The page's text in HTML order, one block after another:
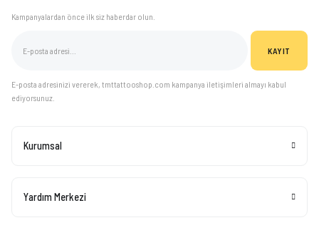
Kurumsal
Yardım Merkezi
Kampanyalardan önce ilk siz haberdar olun.
KAYIT
E-posta adresinizi vererek, tmttattooshop.com kampanya iletişimleri almayı kabul
ediyorsunuz.